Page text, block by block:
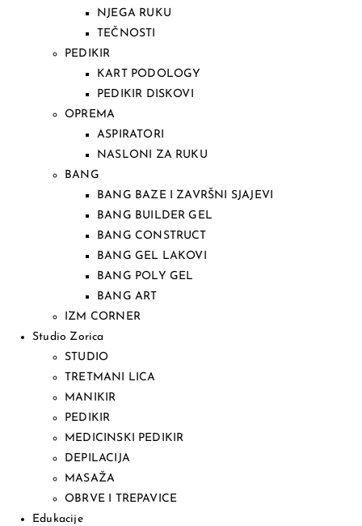
NJEGA RUKU
TEČNOSTI
PEDIKIR
KART PODOLOGY
PEDIKIR DISKOVI
OPREMA
ASPIRATORI
NASLONI ZA RUKU
BANG
BANG BAZE I ZAVRŠNI SJAJEVI
BANG BUILDER GEL
BANG CONSTRUCT
BANG GEL LAKOVI
BANG POLY GEL
BANG ART
IZM CORNER
Studio Zorica
STUDIO
TRETMANI LICA
MANIKIR
PEDIKIR
MEDICINSKI PEDIKIR
DEPILACIJA
MASAŽA
OBRVE I TREPAVICE
Edukacije